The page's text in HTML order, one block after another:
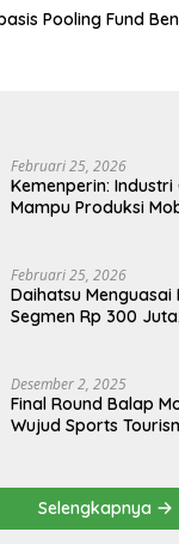
Pooling Fund
Februari 25, 2026
Kemenperin:
Mampu Produksi
Februari 25, 2026
Daihatsu Menguasai
Segmen Rp 300
Desember 2, 2025
Final Round Balap
Wujud Sports
Selengkapnya